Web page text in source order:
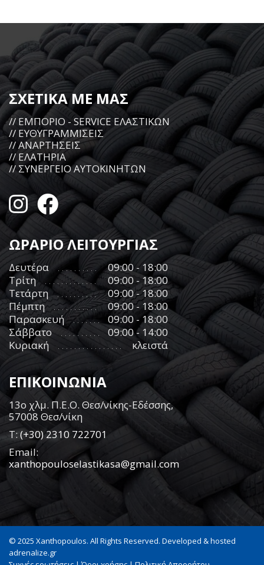
ΣΧΕΤΙΚΑ ΜΕ ΜΑΣ
// ΕΜΠΟΡΙΟ - SERVICE ΕΛΑΣΤΙΚΩΝ
// ΕΥΘΥΓΡΑΜΜΙΣΕΙΣ
// ΑΝΑΡΤΗΣΕΙΣ
// ΕΛΑΤΗΡΙΑ
// ΣΥΝΕΡΓΕΙΟ ΑΥΤΟΚΙΝΗΤΩΝ
ΩΡΑΡΙΟ ΛΕΙΤΟΥΡΓΙΑΣ
Δευτέρα
09:00 - 18:00
Τρίτη
09:00 - 18:00
Τετάρτη
09:00 - 18:00
Πέμπτη
09:00 - 18:00
Παρασκευή
09:00 - 18:00
Σάββατο
09:00 - 14:00
Κυριακή
κλειστά
ΕΠΙΚΟΙΝΩΝΙΑ
13ο χλμ. Π.Ε.Ο. Θεσ/νίκης-Εδέσσης,
57008 Θεσ/νίκη
Τ:(+30) 2310 722701
Email:
xanthopouloselastikasa@gmail.com
© 2025 Xanthopoulos. All Rights Reserved. Developed & hosted
adrenalize.gr